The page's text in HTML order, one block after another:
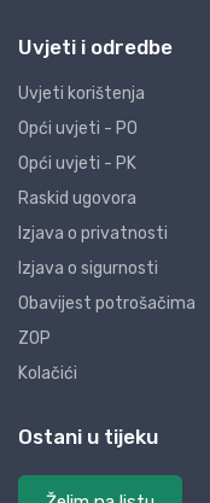
Uvjeti i odredbe
Uvjeti korištenja
Opći uvjeti - PO
Opći uvjeti - PK
Raskid ugovora
Izjava o privatnosti
Izjava o sigurnosti
Obavijest potrošačima
ZOP
Kolačići
Ostani u tijeku